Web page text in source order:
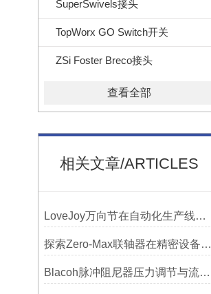
SuperSwivels接头
TopWorx GO Switch开关
ZSi Foster Breco接头
查看全部
相关文章/ARTICLES
LoveJoy万向节在自动化生产线中的核心作用
探索Zero-Max联轴器在精密设备中的优势
Blacoh脉冲阻尼器压力调节与流量匹配技巧